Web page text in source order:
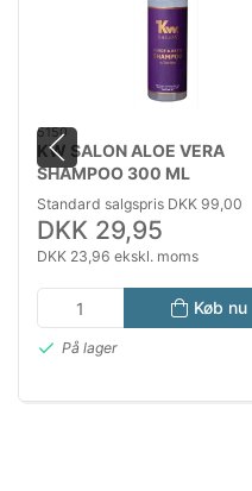
5150
KW SALON ALOE VERA
SHAMPOO 300 ML
Standard salgspris DKK 99,00
DKK 29,95
DKK 23,96 ekskl. moms
Køb nu
På lager